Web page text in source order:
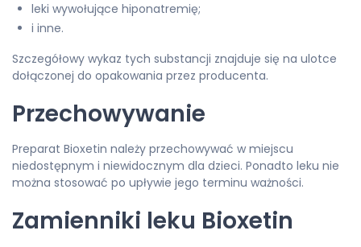
leki wywołujące hiponatremię;
i inne.
Szczegółowy wykaz tych substancji znajduje się na ulotce
dołączonej do opakowania przez producenta.
Przechowywanie
Preparat Bioxetin należy przechowywać w miejscu
niedostępnym i niewidocznym dla dzieci. Ponadto leku nie
można stosować po upływie jego terminu ważności.
Zamienniki leku Bioxetin